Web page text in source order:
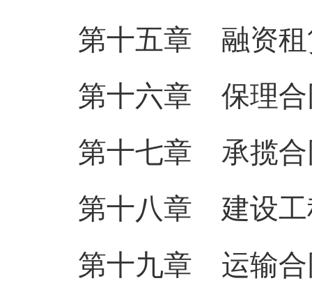
第十五章 融资租
第十六章 保理合
第十七章 承揽合
第十八章 建设工
第十九章 运输合